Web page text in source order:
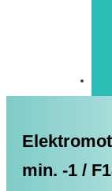
min. -1 /